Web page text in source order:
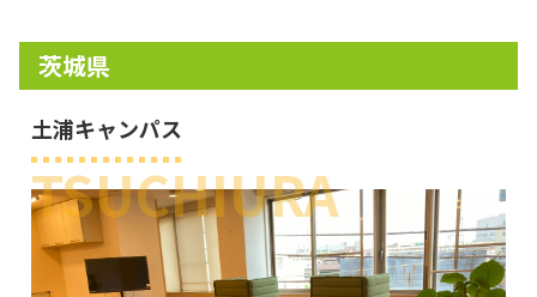
茨城県
土浦キャンパス
TSUCHIURA